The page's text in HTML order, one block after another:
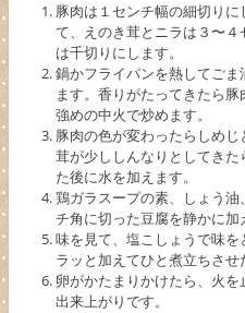
豚肉は１センチ幅の細切り
て、えのき茸とニラは３〜
は千切りにします。
鍋かフライパンを熱してご
ます。香りがたってきたら豚
強めの中火で炒めます。
豚肉の色が変わったらしめ
茸が少ししんなりとしてき
た後に水を加えます。
鶏ガラスープの素、しょう
チ角に切った豆腐を静かに加
味を見て、塩こしょうで味
ラッと加えてひと煮立ちさせ
卵がかたまりかけたら、火
出来上がりです。